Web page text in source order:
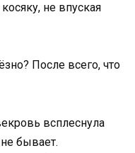
не впуская
После всего, что
всплеснула
бывает.